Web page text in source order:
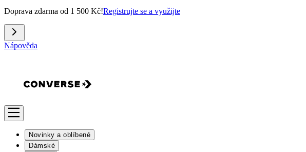
Doprava zdarma od 1 500 Kč!Registrujte se a využijte
Nápověda
Novinky a oblíbené
Dámské